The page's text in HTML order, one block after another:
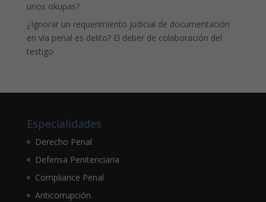
unos okupas?
¿Ignorar un requerimiento judicial de documentación
en vía penal es delito? El deber de colaboración del
testigo
Especialidades
Derecho Penal
Defensa Penitenciaria
Compliance Penal
Anticorrupción